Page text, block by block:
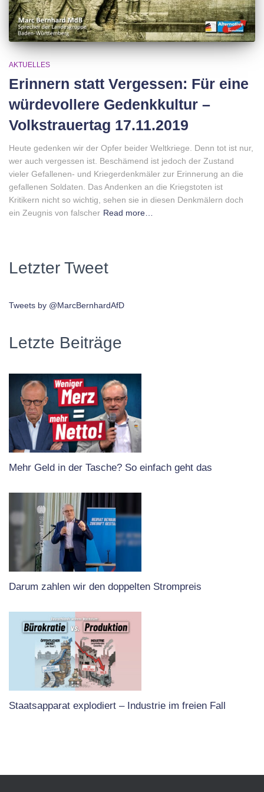
AKTUELLES
Erinnern statt Vergessen: Für eine
würdevollere Gedenkkultur –
Volkstrauertag 17.11.2019
Heute gedenken wir der Opfer beider Weltkriege. Denn tot ist nur,
wer auch vergessen ist. Beschämend ist jedoch der Zustand
vieler Gefallenen- und Kriegerdenkmäler zur Erinnerung an die
gefallenen Soldaten. Das Andenken an die Kriegstoten ist
Kritikern nicht so wichtig, sehen sie in diesen Denkmälern doch
ein Zeugnis von falscher Read more…
Letzter Tweet
Tweets by @MarcBernhardAfD
Letzte Beiträge
Mehr Geld in der Tasche? So einfach geht das
Darum zahlen wir den doppelten Strompreis
Staatsapparat explodiert – Industrie im freien Fall